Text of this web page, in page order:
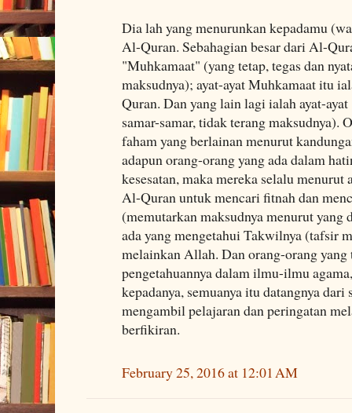
Dia lah yang menurunkan kepadamu
Al-Quran. Sebahagian besar dari Al-
"Muhkamaat" (yang tetap, tegas dan
maksudnya); ayat-ayat Muhkamaat itu
Quran. Dan yang lain lagi ialah ayat-
samar-samar, tidak terang maksudnya).
faham yang berlainan menurut
adapun orang-orang yang ada dalam
kesesatan, maka mereka selalu menurut
Al-Quran untuk mencari fitnah dan
(memutarkan maksudnya menurut yang
ada yang mengetahui Takwilnya (tafsir
melainkan Allah. Dan orang-orang yang
pengetahuannya dalam ilmu-ilmu
kepadanya, semuanya itu datangnya
mengambil pelajaran dan peringatan
berfikiran.
February 25, 2016 at 12:01 AM